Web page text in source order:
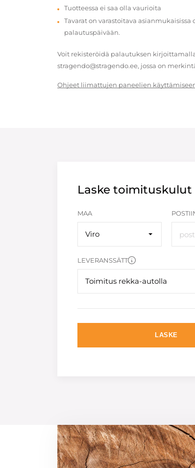
Tuotteessa ei saa olla vaurioita
Tavarat on varastoitava asianmukaisissa
palautuspäivään.
Voit rekisteröidä palautuksen
stragendo@stragendo.ee, jossa on
Ohjeet liimattujen paneelien
Laske toimituskulut
MAA
Viro
LEVERANSSÄTT
Toimitus rekka-autolla
LASKE